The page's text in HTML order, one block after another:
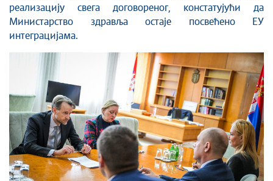
реализацију свега договореног, констатујући да
Министарство здравља остаје посвећено ЕУ
интеграцијама.